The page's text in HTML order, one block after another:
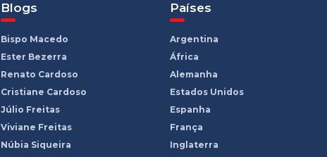
Blogs
Bispo Macedo
Ester Bezerra
Renato Cardoso
Cristiane Cardoso
Júlio Freitas
Viviane Freitas
Núbia Siqueira
Países
Argentina
África
Alemanha
Estados Unidos
Espanha
França
Inglaterra